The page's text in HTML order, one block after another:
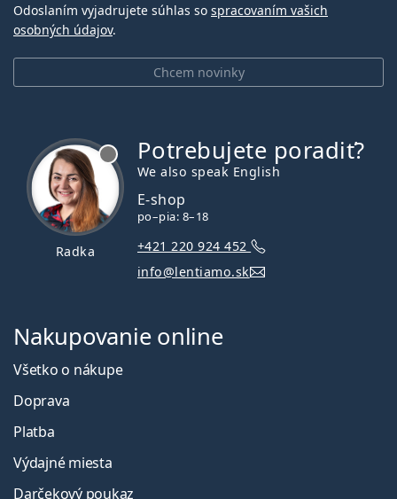
Chcem novinky
Odoslaním vyjadrujete súhlas so spracovaním vašich
osobných údajov.
Radka
Potrebujete poradiť?
We also speak English
E-shop
po–pia: 8–18
+421 220 924 452
info@lentiamo.sk
Nakupovanie online
Všetko o nákupe
Doprava
Platba
Výdajné miesta
Darčekový poukaz